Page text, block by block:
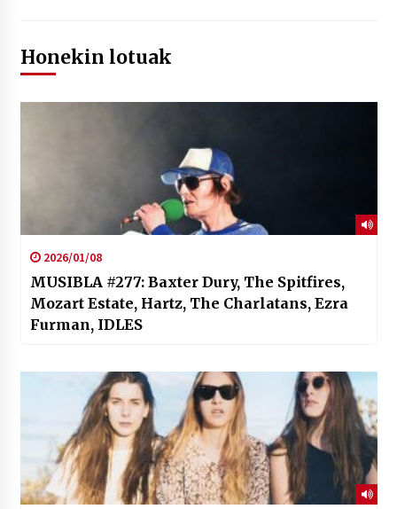
Honekin lotuak
2026/01/08
MUSIBLA #277: Baxter Dury, The Spitfires,
Mozart Estate, Hartz, The Charlatans, Ezra
Furman, IDLES